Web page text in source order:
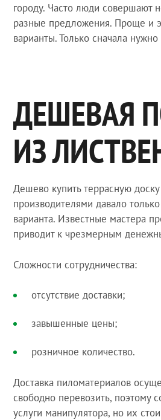
городу. Часто люди совершают
разные предложения. Проще и
варианты. Только сначала
ДЕШЕВАЯ
ИЗ
Дешево купить террасную
производителями давало
варианта. Известные мастера
приводит к чрезмерным
Сложности сотрудничества:
отсутствие доставки;
завышенные цены;
розничное количество.
Доставка пиломатериалов
свободно перевозить, поэтому
услуги манипулятора, но их